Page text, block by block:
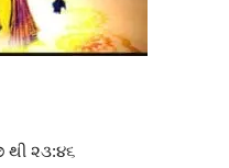
થી ૨૩:૪૬